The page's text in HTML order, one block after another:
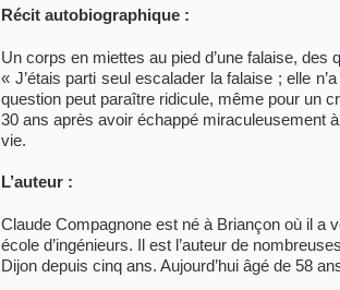
Récit autobiographique :
Un corps en miettes au pied d’une falaise,
« J’étais parti seul escalader la falaise ; elle
question peut paraître ridicule, même pour un
30 ans après avoir échappé miraculeusement
vie.
L’auteur :
Claude Compagnone est né à Briançon où il a
école d’ingénieurs. Il est l’auteur de
Dijon depuis cinq ans. Aujourd’hui âgé de 58